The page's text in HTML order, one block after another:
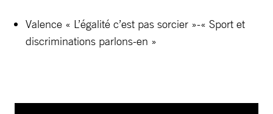
Valence « L’égalité c’est pas sorcier »-« Sport et
discriminations parlons-en »